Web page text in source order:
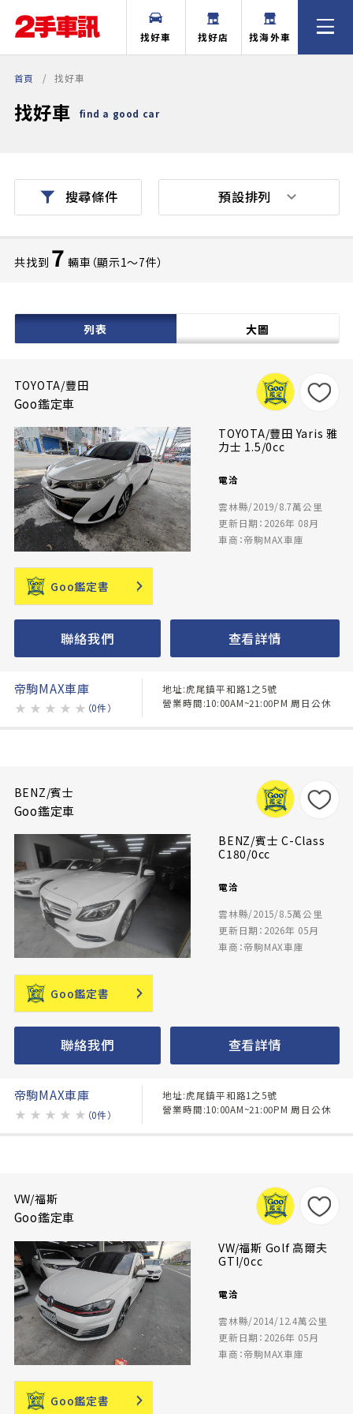
找好車 找好店 找海外車
首頁 找好車
找好車 find a good car
搜尋條件
共找到 7 輛車（顯示1〜7件）
列表 大圖
預設排列
TOYOTA/豐田
Goo鑑定車
TOYOTA/豐田 Yaris 雅
力士 1.5/0cc
電洽
雲林縣/2019/8.7萬公里
更新日期：2026年 08月
車商：帝駒MAX車庫
Goo鑑定書
聯絡我們 查看詳情
帝駒MAX車庫
★ ★ ★ ★ ★ （0件）
地址:虎尾鎮平和路1之5號
營業時間:10:00AM~21:00PM 周日公休
BENZ/賓士
Goo鑑定車
BENZ/賓士 C-Class
C180/0cc
電洽
雲林縣/2015/8.5萬公里
更新日期：2026年 05月
車商：帝駒MAX車庫
Goo鑑定書
聯絡我們 查看詳情
帝駒MAX車庫
★ ★ ★ ★ ★ （0件）
地址:虎尾鎮平和路1之5號
營業時間:10:00AM~21:00PM 周日公休
VW/福斯
Goo鑑定車
VW/福斯 Golf 高爾夫
GTI/0cc
電洽
雲林縣/2014/12.4萬公里
更新日期：2026年 05月
車商：帝駒MAX車庫
Goo鑑定書